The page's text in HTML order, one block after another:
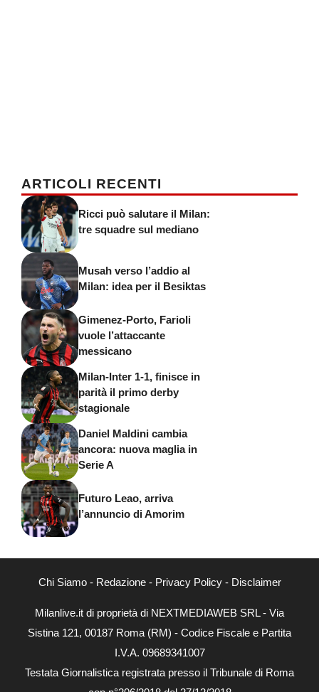
ARTICOLI RECENTI
Ricci può salutare il Milan:
tre squadre sul mediano
Musah verso l’addio al
Milan: idea per il Besiktas
Gimenez-Porto, Farioli
vuole l’attaccante
messicano
Milan-Inter 1-1, finisce in
parità il primo derby
stagionale
Daniel Maldini cambia
ancora: nuova maglia in
Serie A
Futuro Leao, arriva
l’annuncio di Amorim
Chi Siamo- Redazione- Privacy Policy- Disclaimer
Milanlive.it di proprietà di NEXTMEDIAWEB SRL - Via
Sistina 121, 00187 Roma (RM) - Codice Fiscale e Partita
I.V.A. 09689341007
Testata Giornalistica registrata presso il Tribunale di Roma